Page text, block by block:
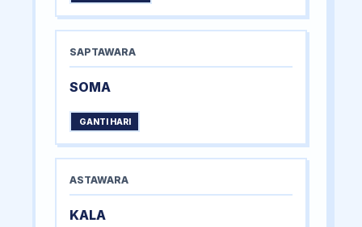
SAPTAWARA
SOMA
GANTI HARI
ASTAWARA
KALA